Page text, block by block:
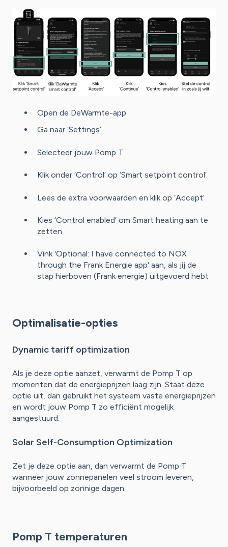
Open de DeWarmte-app
Ga naar ‘Settings’
Selecteer jouw Pomp T
Klik onder ‘Control’ op ‘Smart setpoint control’
Lees de extra voorwaarden en klik op ‘Accept’
Kies ‘Control enabled’ om Smart heating aan te
zetten
Vink 'Optional: I have connected to NOX
through the Frank Energie app' aan, als jij de
stap hierboven (Frank energie) uitgevoerd hebt
Optimalisatie-opties
Dynamic tariff optimization
Als je deze optie aanzet, verwarmt de Pomp T op
momenten dat de energieprijzen laag zijn. Staat deze
optie uit, dan gebruikt het systeem vaste energieprijzen
en wordt jouw Pomp T zo efficiënt mogelijk
aangestuurd.
Solar Self-Consumption Optimization
Zet je deze optie aan, dan verwarmt de Pomp T
wanneer jouw zonnepanelen veel stroom leveren,
bijvoorbeeld op zonnige dagen.
Pomp T temperaturen